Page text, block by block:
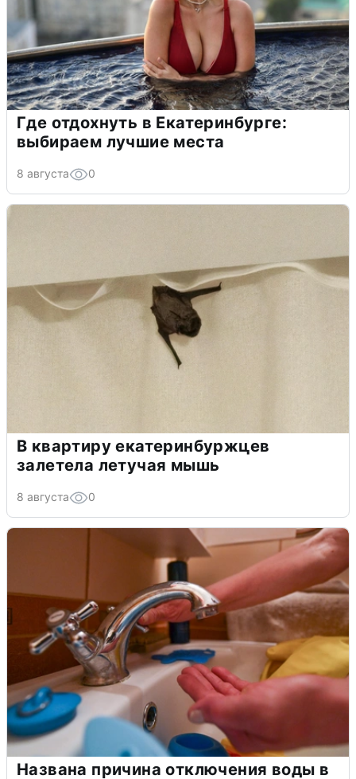
Где отдохнуть в Екатеринбурге:
выбираем лучшие места
8 августа 0
В квартиру екатеринбуржцев
залетела летучая мышь
8 августа 0
Названа причина отключения воды в